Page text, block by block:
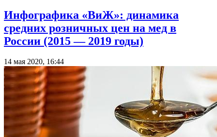
Инфографика «ВиЖ»: динамика
средних розничных цен на мед в
России (2015 — 2019 годы)
14 мая 2020, 16:44